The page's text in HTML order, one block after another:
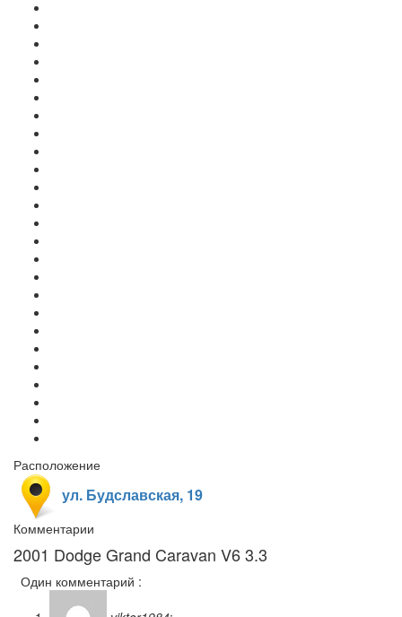
Расположение
ул. Будславская, 19
Комментарии
2001 Dodge Grand Caravan V6 3.3
Один комментарий :